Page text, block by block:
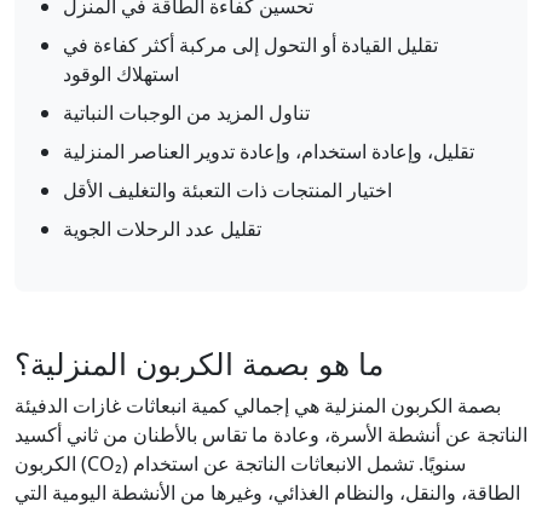
تحسين كفاءة الطاقة في المنزل
تقليل القيادة أو التحول إلى مركبة أكثر كفاءة في
استهلاك الوقود
تناول المزيد من الوجبات النباتية
تقليل، وإعادة استخدام، وإعادة تدوير العناصر المنزلية
اختيار المنتجات ذات التعبئة والتغليف الأقل
تقليل عدد الرحلات الجوية
ما هو بصمة الكربون المنزلية؟
بصمة الكربون المنزلية هي إجمالي كمية انبعاثات غازات الدفيئة
الناتجة عن أنشطة الأسرة، وعادة ما تقاس بالأطنان من ثاني أكسيد
الكربون (CO₂) سنويًا. تشمل الانبعاثات الناتجة عن استخدام
الطاقة، والنقل، والنظام الغذائي، وغيرها من الأنشطة اليومية التي